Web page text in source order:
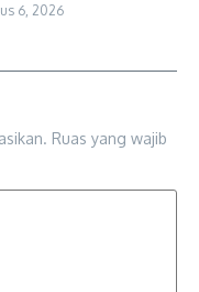
6, 2026
Ruas yang wajib